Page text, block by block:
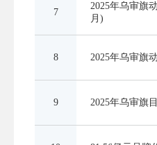
7
2025年乌审旗
月)
8 2025年乌审旗
9 2025年乌审旗